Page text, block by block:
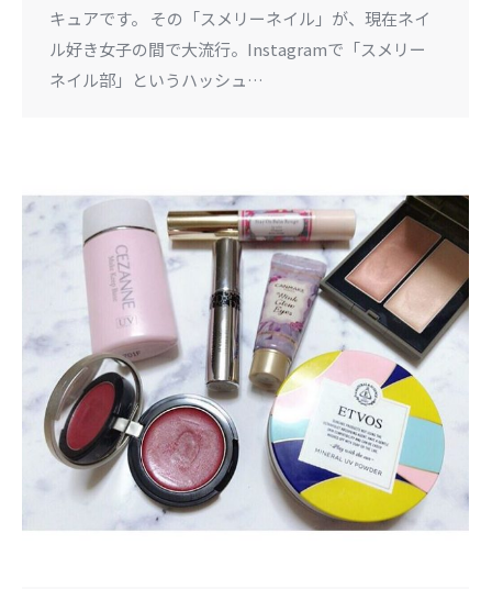
キュアです。 その「スメリーネイル」が、現在ネイ
ル好き女子の間で大流行。Instagramで「スメリー
ネイル部」というハッシュ…